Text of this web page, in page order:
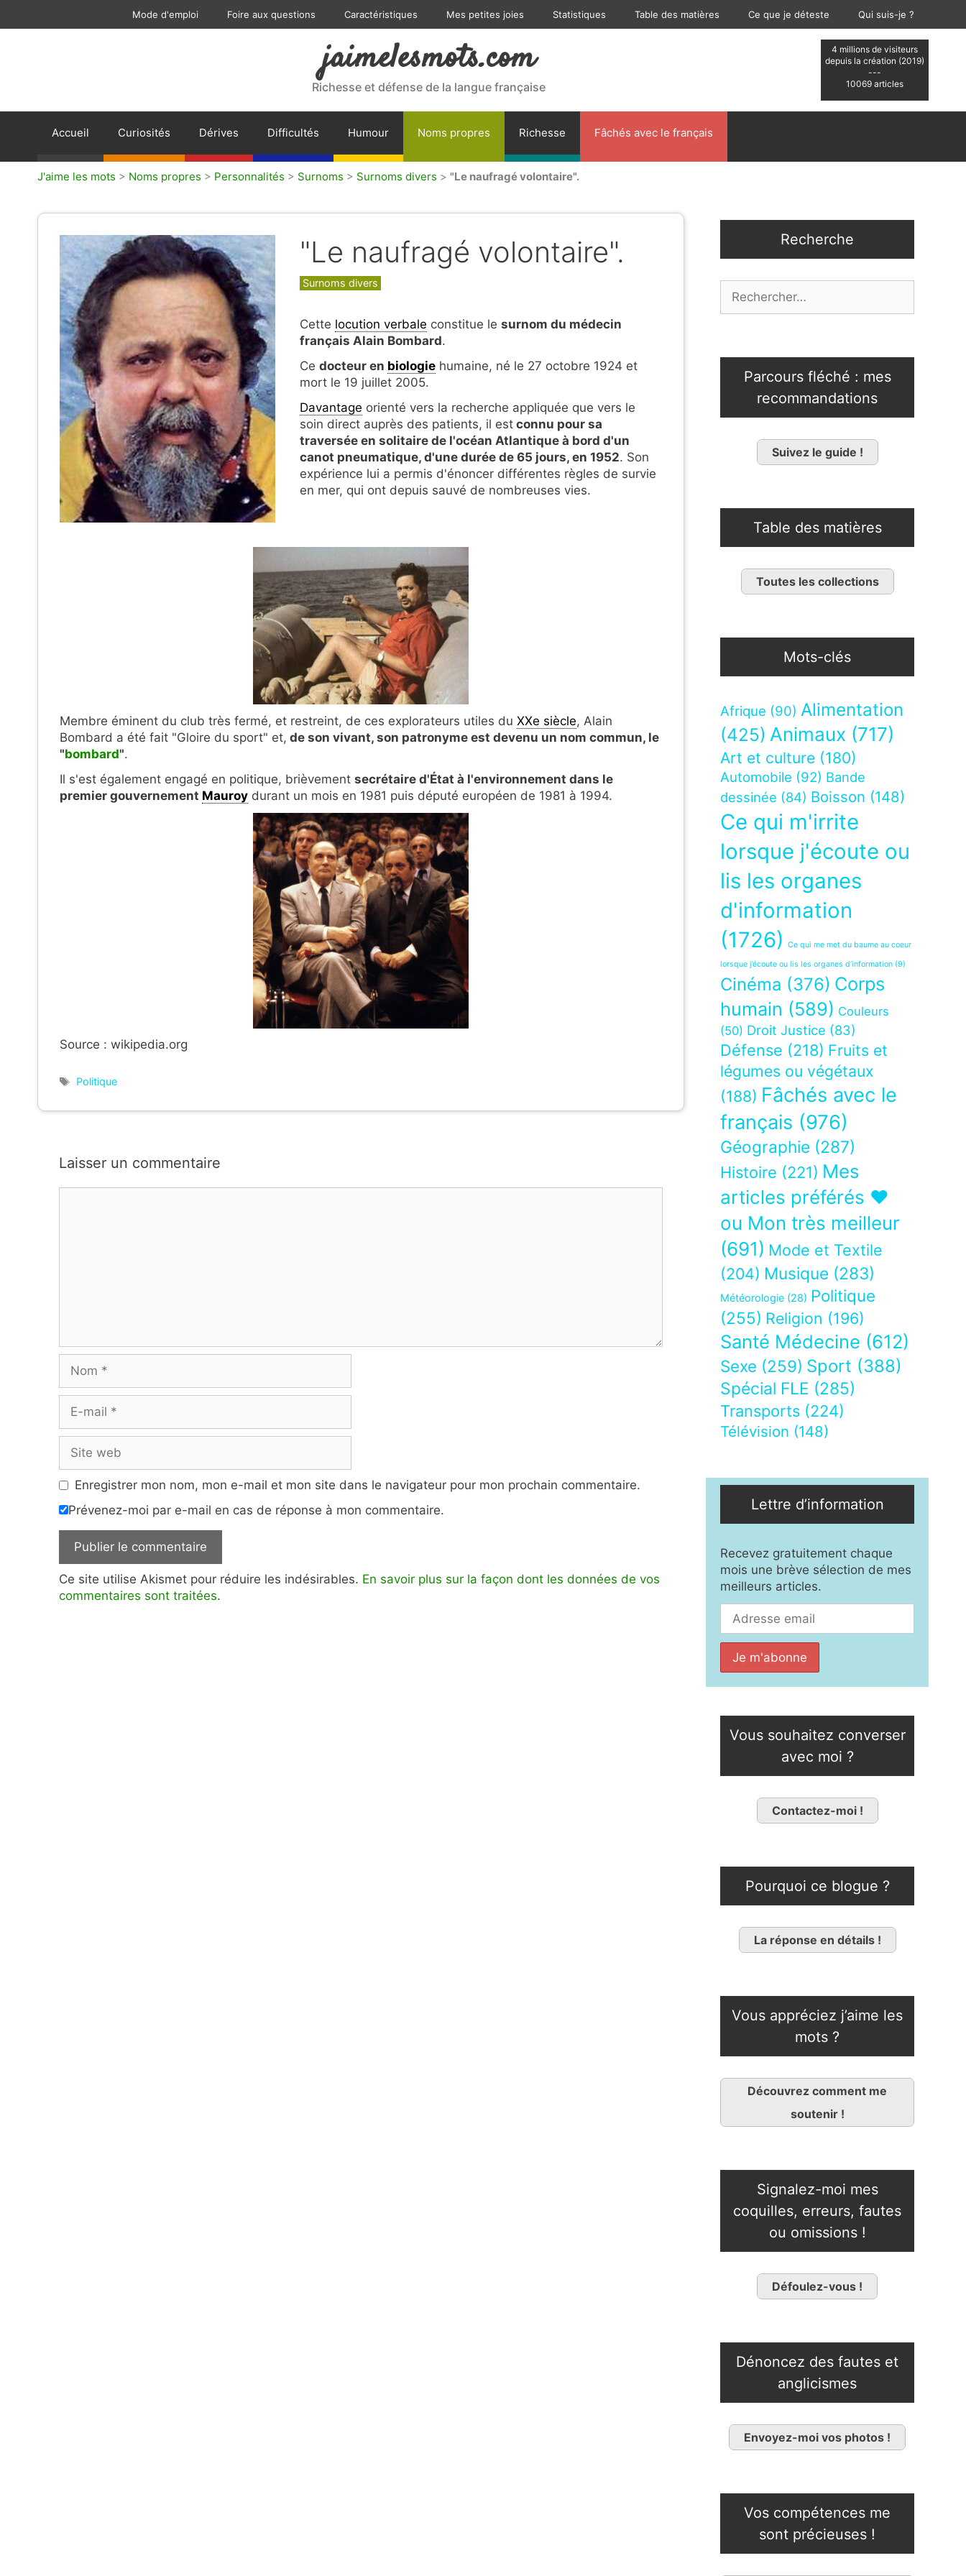
Mode d'emploi Foire aux questions Caractéristiques Mes petites joies Statistiques Table des matières Ce que je déteste Qui suis-je ?
4 millions de visiteurs
depuis la création (2019)
---
10069 articles
jaimelesmots.com
Richesse et défense de la langue française
Accueil Curiosités Dérives Difficultés Humour Noms propres Richesse Fâchés avec le français
J'aime les mots > Noms propres > Personnalités > Surnoms > Surnoms divers > "Le naufragé volontaire".
"Le naufragé volontaire".
Catégories
Surnoms divers
Cette locution verbale constitue le surnom du médecin
français Alain Bombard.
Ce docteur en biologie humaine, né le 27 octobre 1924 et
mort le 19 juillet 2005.
Davantage orienté vers la recherche appliquée que vers le
soin direct auprès des patients, il est connu pour sa
traversée en solitaire de l'océan Atlantique à bord d'un
canot pneumatique, d'une durée de 65 jours, en 1952. Son
expérience lui a permis d'énoncer différentes règles de survie
en mer, qui ont depuis sauvé de nombreuses vies.
Membre éminent du club très fermé, et restreint, de ces explorateurs utiles du XXe siècle, Alain
Bombard a été fait "Gloire du sport" et, de son vivant, son patronyme est devenu un nom commun, le
"bombard".
Il s'est également engagé en politique, brièvement secrétaire d'État à l'environnement dans le
premier gouvernement Mauroy durant un mois en 1981 puis député européen de 1981 à 1994.
Source : wikipedia.org
Étiquettes
Politique
Laisser un commentaire
mail
web
Enregistrer mon nom, mon e-mail et mon site dans le navigateur pour mon prochain commentaire.
Prévenez-moi par e-mail en cas de réponse à mon commentaire.
Ce site utilise Akismet pour réduire les indésirables. En savoir plus sur la façon dont les données de vos
commentaires sont traitées.
Recherche
Parcours fléché : mes
recommandations
Suivez le guide !
Table des matières
Toutes les collections
Mots-clés
Afrique (90) Alimentation
(425) Animaux (717)
Art et culture (180)
Automobile (92) Bande
dessinée (84) Boisson (148)
Ce qui m'irrite
lorsque j'écoute ou
lis les organes
d'information
(1726)
Ce qui me met du baume au coeur
lorsque j’écoute ou lis les organes d’information (9)
Cinéma (376) Corps
humain (589) Couleurs
(50) Droit Justice (83)
Défense (218) Fruits et
légumes ou végétaux
(188) Fâchés avec le
français (976)
Géographie (287)
Histoire (221) Mes
articles préférés ❤
ou Mon très meilleur
(691) Mode et Textile
(204) Musique (283)
Météorologie (28) Politique
(255) Religion (196)
Santé Médecine (612)
Sexe (259) Sport (388)
Spécial FLE (285)
Transports (224)
Télévision (148)
Lettre d’information
Recevez gratuitement chaque
mois une brève sélection de mes
meilleurs articles.
Vous souhaitez converser
avec moi ?
Contactez-moi !
Pourquoi ce blogue ?
La réponse en détails !
Vous appréciez j’aime les
mots ?
Découvrez comment me
soutenir !
Signalez-moi mes
coquilles, erreurs, fautes
ou omissions !
Défoulez-vous !
Dénoncez des fautes et
anglicismes
Envoyez-moi vos photos !
Vos compétences me
sont précieuses !